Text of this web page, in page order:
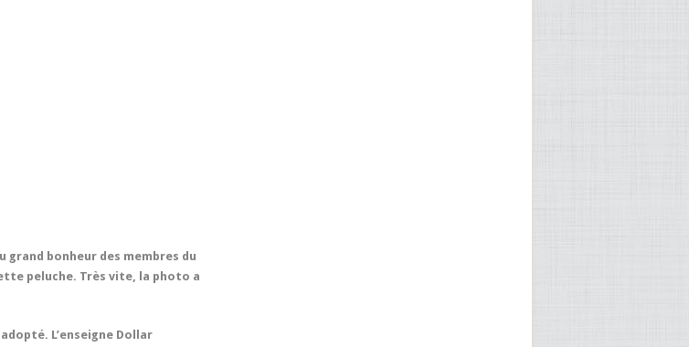
bonheur des membres du
peluche. Très vite, la photo a
L’enseigne Dollar